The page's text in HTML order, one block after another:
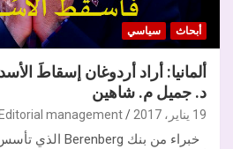
أبحاث سياسي
ألمانيا: أراد أردوغان إسقاطَ
د. جميل م. شاهين
19 يناير، 2017 Editorial management